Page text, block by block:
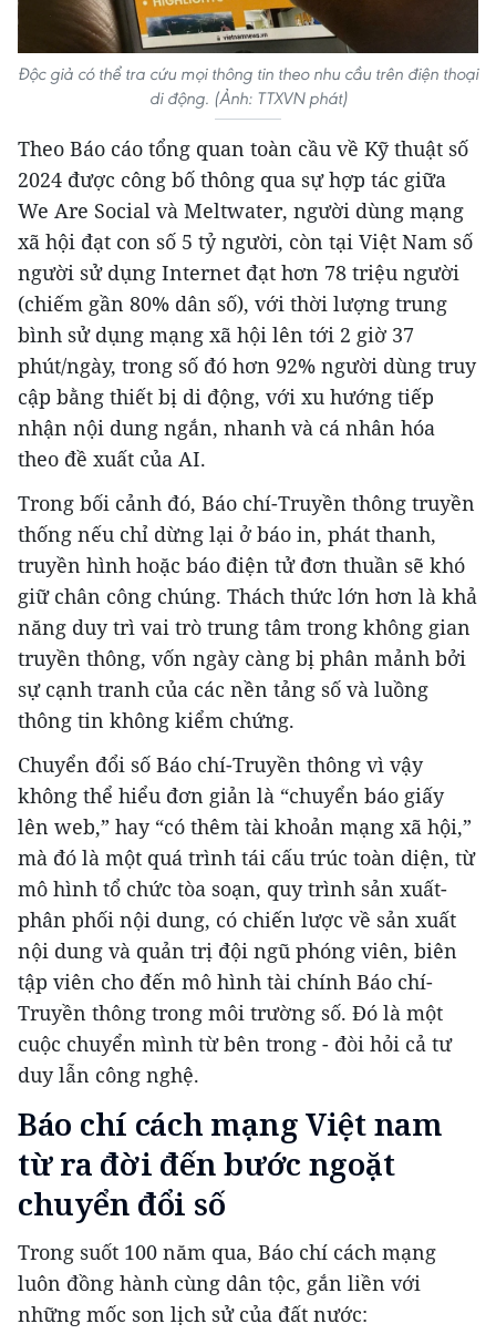
Độc giả có thể tra cứu mọi thông tin theo nhu cầu trên điện thoại
di động. (Ảnh: TTXVN phát)
Theo Báo cáo tổng quan toàn cầu về Kỹ thuật số
2024 được công bố thông qua sự hợp tác giữa
We Are Social và Meltwater, người dùng mạng
xã hội đạt con số 5 tỷ người, còn tại Việt Nam số
người sử dụng Internet đạt hơn 78 triệu người
(chiếm gần 80% dân số), với thời lượng trung
bình sử dụng mạng xã hội lên tới 2 giờ 37
phút/ngày, trong số đó hơn 92% người dùng truy
cập bằng thiết bị di động, với xu hướng tiếp
nhận nội dung ngắn, nhanh và cá nhân hóa
theo đề xuất của AI.
Trong bối cảnh đó, Báo chí-Truyền thông truyền
thống nếu chỉ dừng lại ở báo in, phát thanh,
truyền hình hoặc báo điện tử đơn thuần sẽ khó
giữ chân công chúng. Thách thức lớn hơn là khả
năng duy trì vai trò trung tâm trong không gian
truyền thông, vốn ngày càng bị phân mảnh bởi
sự cạnh tranh của các nền tảng số và luồng
thông tin không kiểm chứng.
Chuyển đổi số Báo chí-Truyền thông vì vậy
không thể hiểu đơn giản là “chuyển báo giấy
lên web,” hay “có thêm tài khoản mạng xã hội,”
mà đó là một quá trình tái cấu trúc toàn diện, từ
mô hình tổ chức tòa soạn, quy trình sản xuất-
phân phối nội dung, có chiến lược về sản xuất
nội dung và quản trị đội ngũ phóng viên, biên
tập viên cho đến mô hình tài chính Báo chí-
Truyền thông trong môi trường số. Đó là một
cuộc chuyển mình từ bên trong - đòi hỏi cả tư
duy lẫn công nghệ.
Báo chí cách mạng Việt nam
từ ra đời đến bước ngoặt
chuyển đổi số
Trong suốt 100 năm qua, Báo chí cách mạng
luôn đồng hành cùng dân tộc, gắn liền với
những mốc son lịch sử của đất nước: